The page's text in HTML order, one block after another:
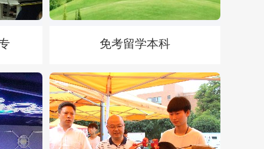
14—22岁
免考留学本科
直升泰国曼谷北部大学
招生对象：具有高中学历的全国各地学生。